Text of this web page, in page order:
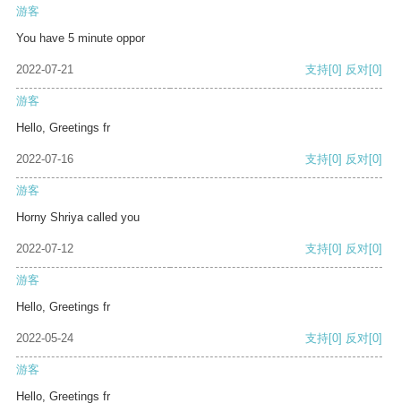
游客
You have 5 minute oppor
2022-07-21 支持[0] 反对[0]
游客
Hello, Greetings fr
2022-07-16 支持[0] 反对[0]
游客
Horny Shriya called you
2022-07-12 支持[0] 反对[0]
游客
Hello, Greetings fr
2022-05-24 支持[0] 反对[0]
游客
Hello, Greetings fr